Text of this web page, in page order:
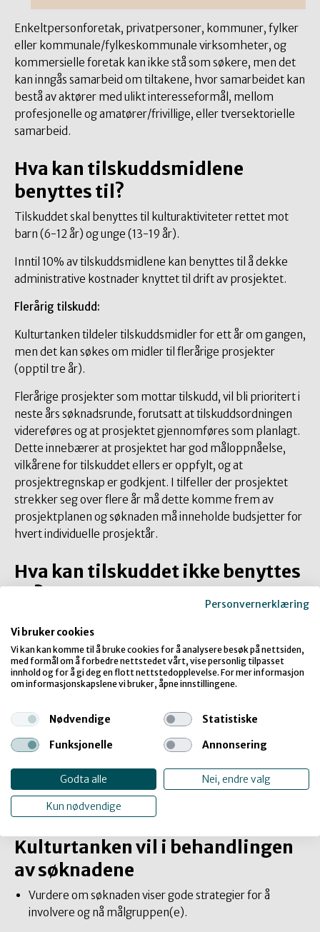
Enkeltpersonforetak, privatpersoner, kommuner, fylker
eller kommunale/fylkeskommunale virksomheter, og
kommersielle foretak kan ikke stå som søkere, men det
kan inngås samarbeid om tiltakene, hvor samarbeidet kan
bestå av aktører med ulikt interesseformål, mellom
profesjonelle og amatører/frivillige, eller tversektorielle
samarbeid.
Hva kan tilskuddsmidlene
benyttes til?
Tilskuddet skal benyttes til kulturaktiviteter rettet mot
barn (6-12 år) og unge (13-19 år).
Inntil 10% av tilskuddsmidlene kan benyttes til å dekke
administrative kostnader knyttet til drift av prosjektet.
Flerårig tilskudd:
Kulturtanken tildeler tilskuddsmidler for ett år om gangen,
men det kan søkes om midler til flerårige prosjekter
(opptil tre år).
Flerårige prosjekter som mottar tilskudd, vil bli prioritert i
neste års søknadsrunde, forutsatt at tilskuddsordningen
videreføres og at prosjektet gjennomføres som planlagt.
Dette innebærer at prosjektet har god måloppnåelse,
vilkårene for tilskuddet ellers er oppfylt, og at
prosjektregnskap er godkjent. I tilfeller der prosjektet
strekker seg over flere år må dette komme frem av
prosjektplanen og søknaden må inneholde budsjetter for
hvert individuelle prosjektår.
Hva kan tilskuddet ikke benyttes
til?
Ordinære lønnsutgifter.
Innkjøp/finansiering av utstyr som er forventet brukt ut
over prosjektets rammer, eksempelvis datamaskiner,
møbler, instrumenter, teknisk utstyr og lignende.
Tiltak som allerede er gjennomført.
aktiviteter.
Premier eller gaver.
Kulturtanken vil i behandlingen
av søknadene
Vurdere om søknaden viser gode strategier for å
involvere og nå målgruppen(e).
Personvernerklæring
Vi bruker cookies
Vi kan kan komme til å bruke cookies for å analysere besøk på nettsiden,
med formål om å forbedre nettstedet vårt, vise personlig tilpasset
innhold og for å gi deg en flott nettstedopplevelse. For mer informasjon
om informasjonskapslene vi bruker, åpne innstillingene.
Nødvendige
Statistiske
Funksjonelle
Annonsering
Godta alle Nei, endre valg
Kun nødvendige